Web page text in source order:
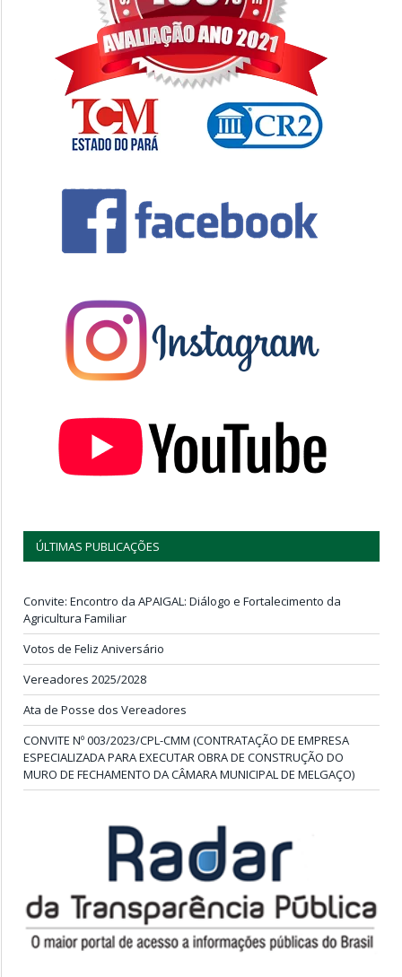
ÚLTIMAS PUBLICAÇÕES
Convite: Encontro da APAIGAL: Diálogo e Fortalecimento da
Agricultura Familiar
Votos de Feliz Aniversário
Vereadores 2025/2028
Ata de Posse dos Vereadores
CONVITE Nº 003/2023/CPL-CMM (CONTRATAÇÃO DE EMPRESA
ESPECIALIZADA PARA EXECUTAR OBRA DE CONSTRUÇÃO DO
MURO DE FECHAMENTO DA CÂMARA MUNICIPAL DE MELGAÇO)